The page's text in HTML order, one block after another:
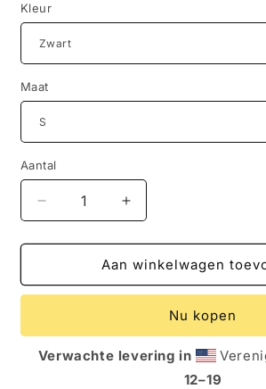
Kleur
Maat
Aantal
Aantal
verlagen
voor
C&#39;est
la
uniseks
hoodie
Aantal
verhogen
voor
C&#39;est
la
Premium
uniseks
hoodie
Aan winkelwagen
Nu kopen
Verwachte levering in
12⁠–19